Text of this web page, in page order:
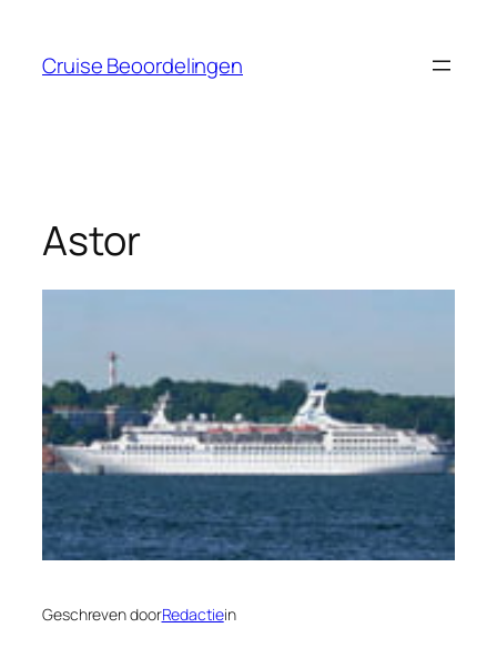
Cruise Beoordelingen
Astor
Geschreven doorRedactiein